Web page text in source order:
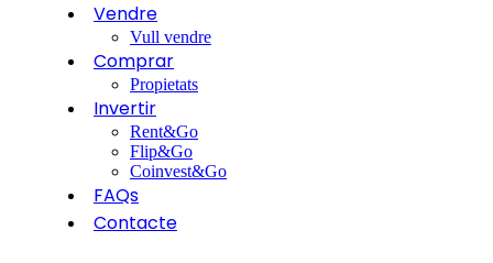
Vendre
Vull vendre
Comprar
Propietats
Invertir
Rent&Go
Flip&Go
Coinvest&Go
FAQs
Contacte